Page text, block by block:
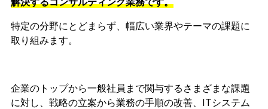
特定の分野にとどまらず、幅広い業界やテーマの課題に
取り組みます。
企業のトップから一般社員まで関与するさまざまな課題
に対し、戦略の立案から業務の手順の改善、ITシステム